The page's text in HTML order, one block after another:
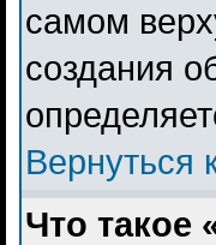
самом
создания
Вернуться
Что такое